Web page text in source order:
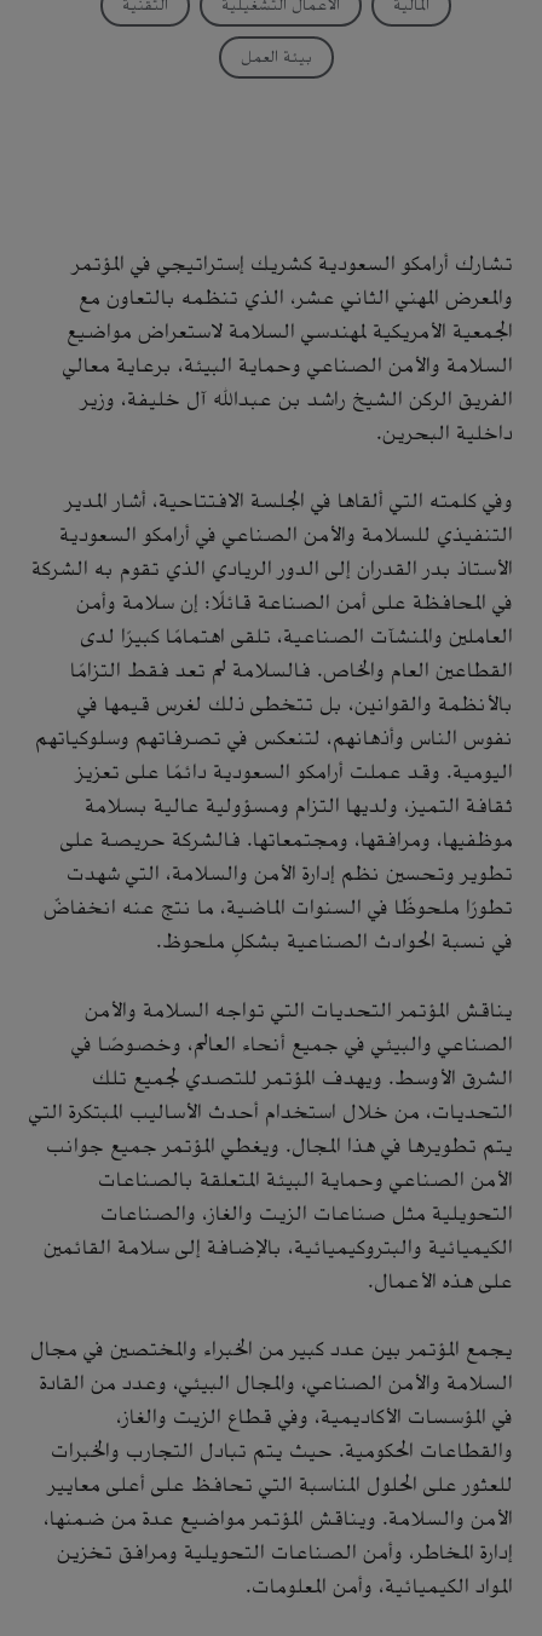
المالية الأعمال التشغيلية التقنية
بيئة العمل
تشارك أرامكو السعودية كشريك إستراتيجي في المؤتمر
والمعرض المهني الثاني عشر، الذي تنظمه بالتعاون مع
الجمعية الأمريكية لمهندسي السلامة لاستعراض مواضيع
السلامة والأمن الصناعي وحماية البيئة، برعاية معالي
الفريق الركن الشيخ راشد بن عبدالله آل خليفة، وزير
داخلية البحرين.
وفي كلمته التي ألقاها في الجلسة الافتتاحية، أشار المدير
التنفيذي للسلامة والأمن الصناعي في أرامكو السعودية
الأستاذ بدر القدران إلى الدور الريادي الذي تقوم به الشركة
في المحافظة على أمن الصناعة قائلًا: إن سلامة وأمن
العاملين والمنشآت الصناعية، تلقى اهتمامًا كبيرًا لدى
القطاعين العام والخاص. فالسلامة لم تعد فقط التزامًا
بالأنظمة والقوانين، بل تتخطى ذلك لغرس قيمها في
نفوس الناس وأذهانهم، لتنعكس في تصرفاتهم وسلوكياتهم
اليومية. وقد عملت أرامكو السعودية دائمًا على تعزيز
ثقافة التميز، ولديها التزام ومسؤولية عالية بسلامة
موظفيها، ومرافقها، ومجتمعاتها. فالشركة حريصة على
تطوير وتحسين نظم إدارة الأمن والسلامة، التي شهدت
تطورًا ملحوظًا في السنوات الماضية، ما نتج عنه انخفاضٌ
في نسبة الحوادث الصناعية بشكلٍ ملحوظ.
يناقش المؤتمر التحديات التي تواجه السلامة والأمن
الصناعي والبيئي في جميع أنحاء العالم، وخصوصًا في
الشرق الأوسط. ويهدف المؤتمر للتصدي لجميع تلك
التحديات، من خلال استخدام أحدث الأساليب المبتكرة التي
يتم تطويرها في هذا المجال. ويغطي المؤتمر جميع جوانب
الأمن الصناعي وحماية البيئة المتعلقة بالصناعات
التحويلية مثل صناعات الزيت والغاز، والصناعات
الكيميائية والبتروكيميائية، بالإضافة إلى سلامة القائمين
على هذه الأعمال.
يجمع المؤتمر بين عدد كبير من الخبراء والمختصين في مجال
السلامة والأمن الصناعي، والمجال البيئي، وعدد من القادة
في المؤسسات الأكاديمية، وفي قطاع الزيت والغاز،
والقطاعات الحكومية. حيث يتم تبادل التجارب والخبرات
للعثور على الحلول المناسبة التي تحافظ على أعلى معايير
الأمن والسلامة. ويناقش المؤتمر مواضيع عدة من ضمنها،
إدارة المخاطر، وأمن الصناعات التحويلية ومرافق تخزين
المواد الكيميائية، وأمن المعلومات.